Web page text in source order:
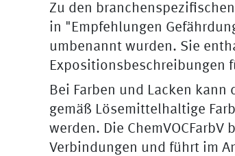
Zu den
in "Empfehlungen
umbenannt wurden. Sie
Expositionsbeschreibungen
Bei Farben und Lacken
gemäß Lösemittelhaltige
werden. Die
Verbindungen und führt im